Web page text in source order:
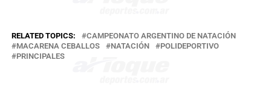
RELATED TOPICS:
CAMPEONATO ARGENTINO DE NATACIÓN
MACARENA CEBALLOS
NATACIÓN
POLIDEPORTIVO
PRINCIPALES